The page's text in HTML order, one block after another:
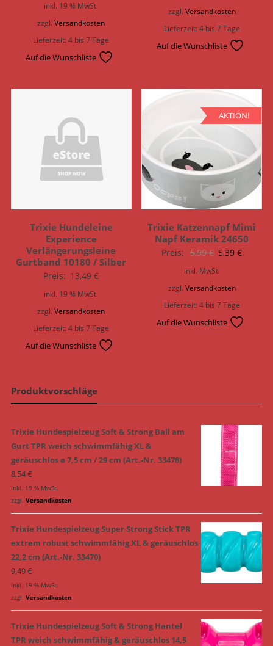
inkl. 19 % MwSt.
zzgl.Versandkosten
Lieferzeit:4 bis 7 Tage
Auf die Wunschliste
zzgl. Versandkosten
Lieferzeit:4 bis 7 Tage
Auf die Wunschliste
Trixie Hundeleine
Experience
Verlängerungsleine
Gurtband 10180 / Silber
Preis: 13,49€
inkl. 19 % MwSt.
zzgl.Versandkosten
Lieferzeit:4 bis 7 Tage
Auf die Wunschliste
AKTION!
Trixie Katzennapf Mimi
Napf Keramik 24650
Preis: 5,99€
Preis
5,39€
inkl. MwSt.
zzgl. Versandkosten
Lieferzeit:4 bis 7 Tage
Auf die Wunschliste
Produktvorschläge
Trixie Hundespielzeug Soft & Strong Ball am
Gurt TPR weich schwimmfähig XL &
geräuschlos ø 7,5 cm / 29 cm (Art.-Nr. 33478)
8,54€
inkl. 19 % MwSt.
zzgl. Versandkosten
Trixie Hundespielzeug Super Strong Stick TPR
extrem robust schwimmfähig XL & geräuschlos
22,2 cm (Art.-Nr. 33470)
9,49€
inkl. 19 % MwSt.
zzgl. Versandkosten
Trixie Hundespielzeug Soft & Strong Hantel
TPR weich schwimmfähig & geräuschlos 14,5